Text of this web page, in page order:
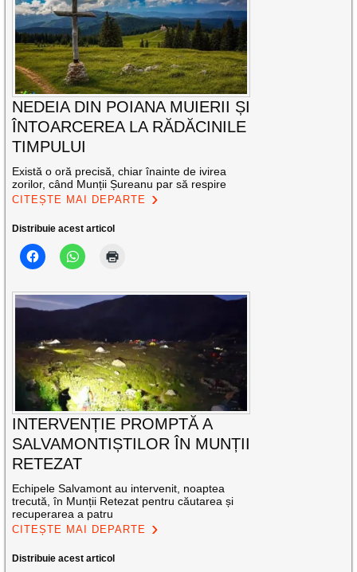
NEDEIA DIN POIANA MUIERII ȘI
ÎNTOARCEREA LA RĂDĂCINILE
TIMPULUI
Există o oră precisă, chiar înainte de ivirea
zorilor, când Munții Șureanu par să respire
CITEȘTE MAI DEPARTE
Distribuie acest articol
INTERVENȚIE PROMPTĂ A
SALVAMONTIȘTILOR ÎN MUNȚII
RETEZAT
Echipele Salvamont au intervenit, noaptea
trecută, în Munții Retezat pentru căutarea și
recuperarea a patru
CITEȘTE MAI DEPARTE
Distribuie acest articol